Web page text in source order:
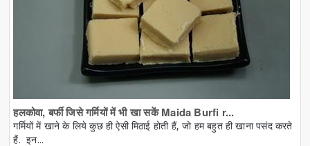
हलकोवा, बर्फी जिसे गर्मियों में भी खा सकें Maida Burfi r...
गर्मियों में खाने के लिये कुछ ही ऐसी मिठाई होती हैं, जो हम बहुत ही खाना पसंद करते
हैं. इन...